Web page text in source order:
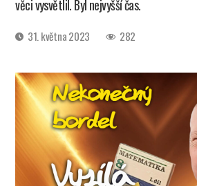
věci vysvětlil. Byl nejvyšší čas.
Datum31. května 2023 282